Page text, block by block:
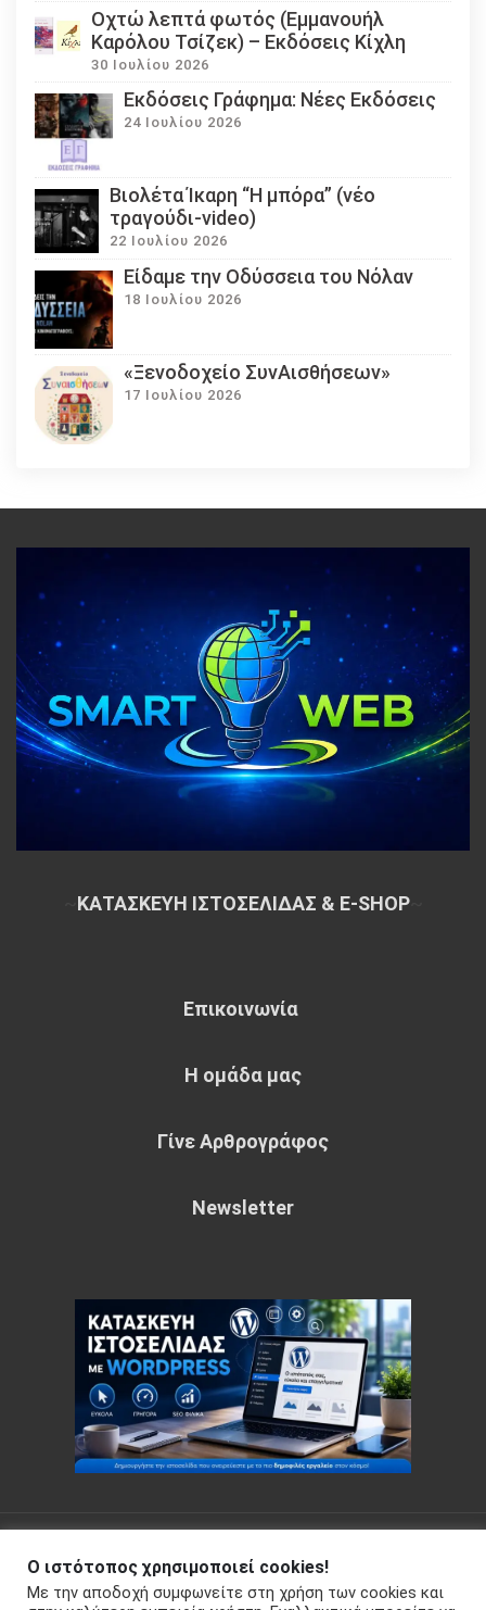
Οχτώ λεπτά φωτός (Εμμανουήλ
Καρόλου Τσίζεκ) – Εκδόσεις Κίχλη
30 Ιουλίου 2026
Εκδόσεις Γράφημα: Νέες Εκδόσεις
24 Ιουλίου 2026
Βιολέτα Ίκαρη “Η μπόρα” (νέο
τραγούδι-video)
22 Ιουλίου 2026
Eίδαμε την Οδύσσεια του Νόλαν
18 Ιουλίου 2026
«Ξενοδοχείο ΣυνΑισθήσεων»
17 Ιουλίου 2026
ΚΑΤΑΣΚΕΥΗ ΙΣΤΟΣΕΛΙΔΑΣ & E-SHOP~
Επικοινωνία
Η ομάδα μας
Γίνε Αρθρογράφος
Newsletter
Sparkle Themes Πολιτική Απορρήτου
Ο ιστότοπος χρησιμοποιεί cookies!
Με την αποδοχή συμφωνείτε στη χρήση των cookies και